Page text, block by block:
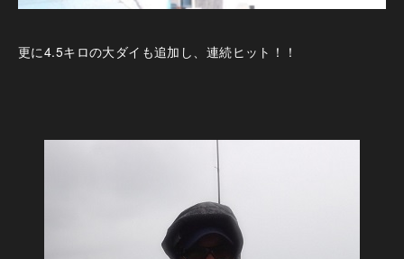
更に4.5キロの大ダイも追加し、連続ヒット！！